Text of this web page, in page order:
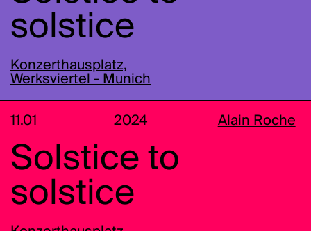
solstice
Konzerthausplatz,
Werksviertel - Munich
11.01 2024 Alain Roche
Solstice to
solstice